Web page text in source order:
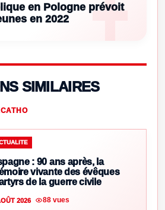
en Pologne prévoit
en 2022
SIMILAIRES
: 90 ans après, la
vivante des évêques
de la guerre civile
2026 88 vues